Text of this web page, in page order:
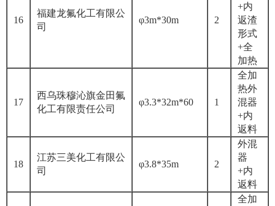
16
福建龙氟化工有限公
司
φ3m*30m 2
+内
返渣
形式
+全
加热
17
西乌珠穆沁旗金田氟
化工有限责任公司
φ3.3*32m*60 1
全加
热外
混器
+内
返料
18
江苏三美化工有限公
司
φ3.8*35m 2
外混
器
+内
返料
全加